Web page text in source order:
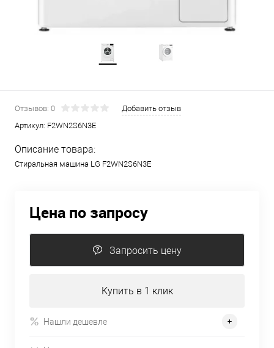
Отзывов: 0
Добавить отзыв
Артикул: F2WN2S6N3E
Описание товара:
Стиральная машина LG F2WN2S6N3E
Цена по запросу
Запросить цену
Купить в 1 клик
Нашли дешевле